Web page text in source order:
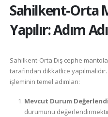
Sahilkent-Orta
Yapılır: Adım
Sahilkent-Orta Dış cephe
tarafından dikkatlice
işleminin temel adımları:
Mevcut Durum
durumunu